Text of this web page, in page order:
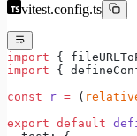
vitest.config.ts
import {
import {
const r = (
export default